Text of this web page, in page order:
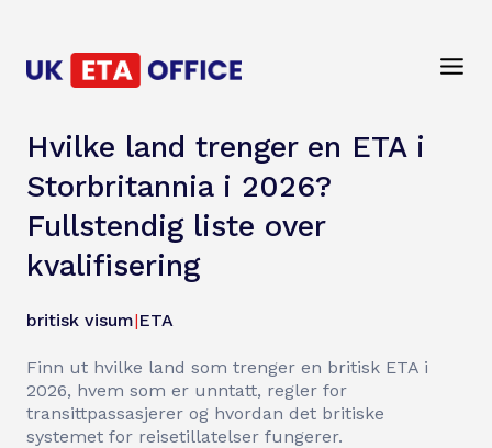
Hvilke land trenger en ETA i
Storbritannia i 2026?
Fullstendig liste over
kvalifisering
britisk visum|ETA
Finn ut hvilke land som trenger en britisk ETA i
2026, hvem som er unntatt, regler for
transittpassasjerer og hvordan det britiske
systemet for reisetillatelser fungerer.